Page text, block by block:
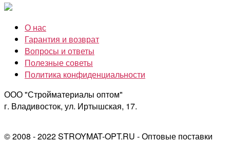
О нас
Гарантия и возврат
Вопросы и ответы
Полезные советы
Политика конфиденциальности
ООО "Стройматериалы оптом"
г. Владивосток, ул. Иртышская, 17.
© 2008 - 2022 STROYMAT-OPT.RU - Оптовые поставки